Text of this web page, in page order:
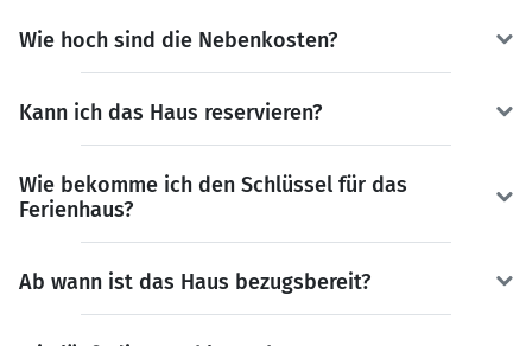
Wie hoch sind die Nebenkosten?
Kann ich das Haus reservieren?
Wie bekomme ich den Schlüssel für das
Ferienhaus?
Ab wann ist das Haus bezugsbereit?